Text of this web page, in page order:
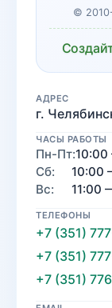
©
АДРЕС
г.
ЧАСЫ РАБОТЫ
Пн-Пт:
Сб:
10:00
Вс:
11:00
ТЕЛЕФОНЫ
+7 (351)
+7 (351)
+7 (351)